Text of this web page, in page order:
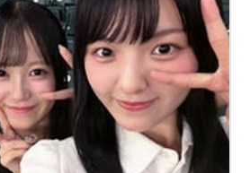
としてデビュー。デビューシングル「恋のヌ
発売。
「魔女っ娘。梨華ちゃんのマジカル美勇伝」
「美勇伝 石川梨華のちゃんちゃか★チャー
「しらたまの歌」公開。